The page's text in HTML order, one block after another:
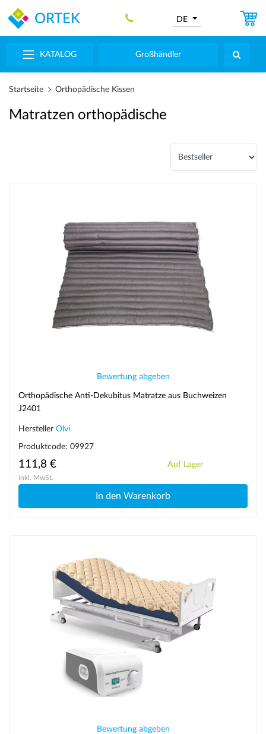
ORTEK
KATALOG Großhändler
DE
Startseite Orthopädische Kissen
Matratzen orthopädische
Bewertung abgeben
Orthopädische Anti-Dekubitus Matratze aus Buchweizen
J2401
Hersteller Olvi
Produktcode: 09927
111,8 €
inkl. MwSt.
Auf Lager
In den Warenkorb
Bewertung abgeben